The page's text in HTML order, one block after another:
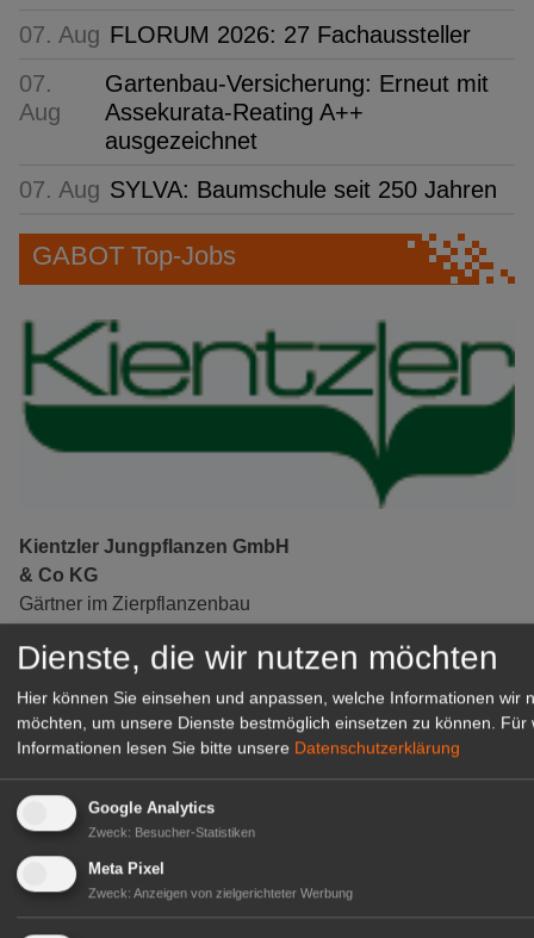
07. Aug FLORUM 2026: 27 Fachaussteller
07.
Aug
Gartenbau-Versicherung: Erneut mit
Assekurata-Reating A++
ausgezeichnet
07. Aug SYLVA: Baumschule seit 250 Jahren
GABOT Top-Jobs
Kientzler Jungpflanzen GmbH
& Co KG
Gärtner im Zierpflanzenbau
(m/w/d)
Gensingen
zur Stellenanzeige
Dienste, die wir nutzen möchten
Hier können Sie einsehen und anpassen, welche Informationen wir
möchten, um unsere Dienste bestmöglich einsetzen zu können. Für
Informationen lesen Sie bitte unsere Datenschutzerklärung
Google Analytics
Zweck: Besucher-Statistiken
Meta Pixel
Zweck: Anzeigen von zielgerichteter Werbung